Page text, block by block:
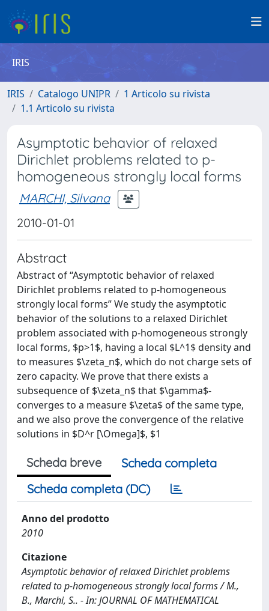
IRIS
IRIS Catalogo UNIPR
1 Articolo su rivista
1.1 Articolo su rivista
Asymptotic behavior of relaxed
Dirichlet problems related to p-
homogeneous strongly local forms
MARCHI, Silvana
2010-01-01
Abstract
Abstract of “Asymptotic behavior of relaxed
Dirichlet problems related to p-homogeneous
strongly local forms” We study the asymptotic
behavior of the solutions to a relaxed Dirichlet
problem associated with p-homogeneous strongly
local forms, $p>1$, having a local $L^1$ density and
to measures $\zeta_n$, which do not charge sets of
zero capacity. We prove that there exists a
subsequence of $\zeta_n$ that $\gamma$-
converges to a measure $\zeta$ of the same type,
and we also prove the convergence of the relative
solutions in $D^r [\Omega]$, $1
Scheda breve
Scheda completa
Scheda completa (DC)
Anno del prodotto
2010
Citazione
Asymptotic behavior of relaxed Dirichlet problems
related to p-homogeneous strongly local forms / M.,
B., Marchi, S.. - In: JOURNAL OF MATHEMATICAL